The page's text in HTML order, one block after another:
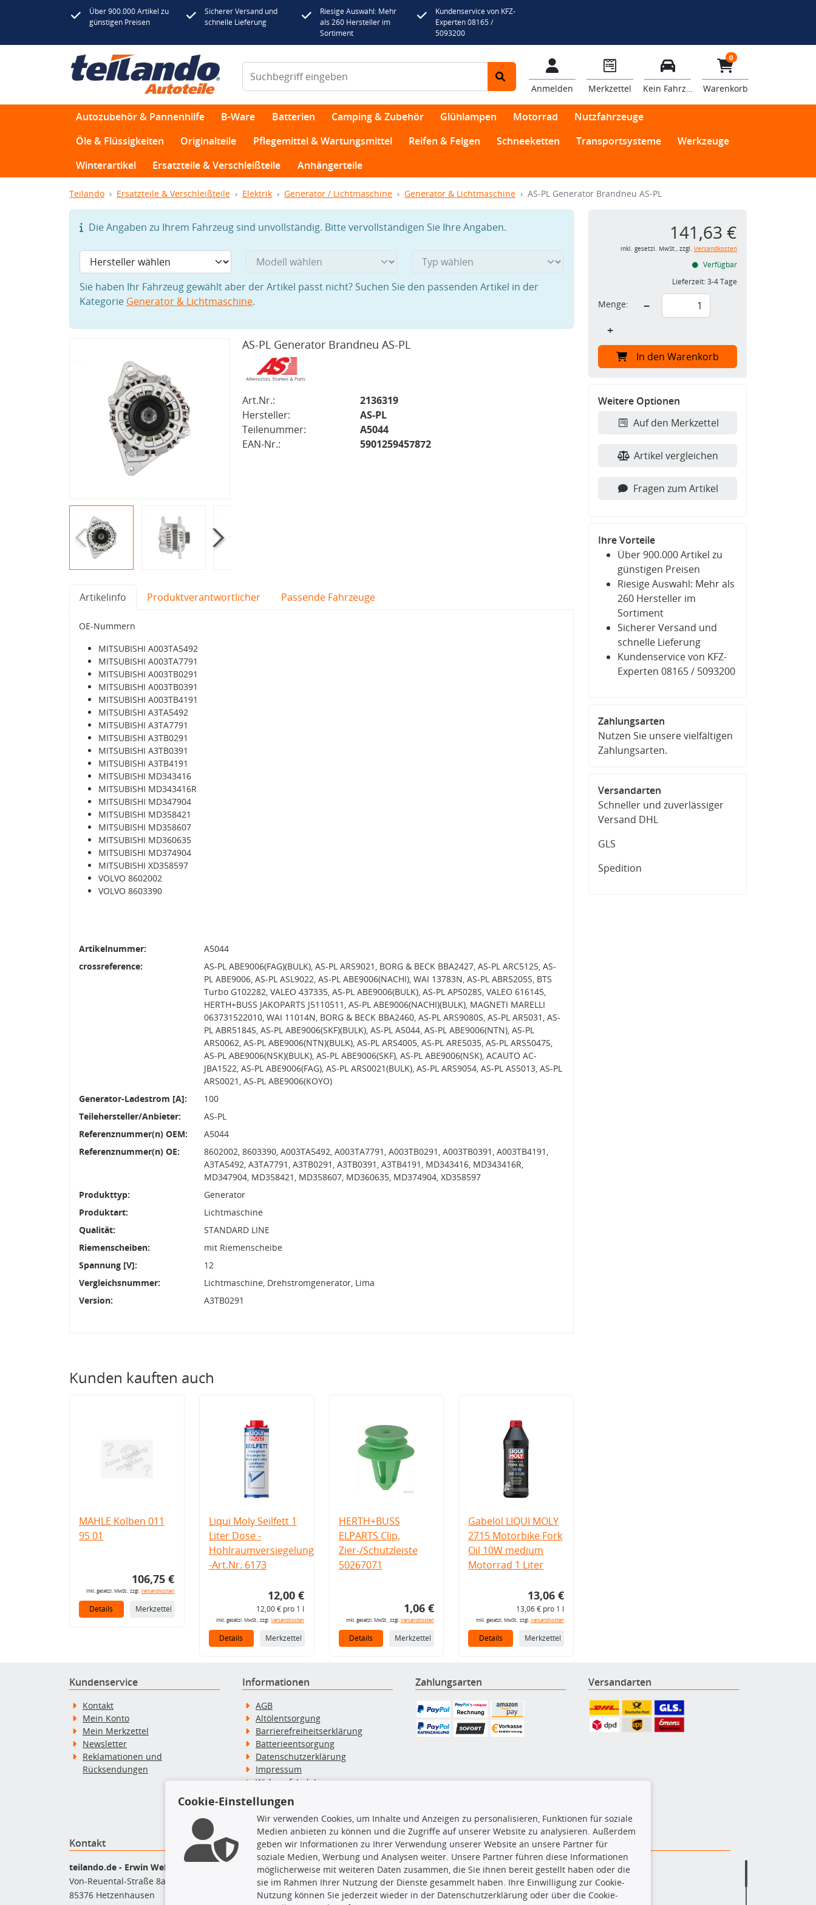
Über 900.000 Artikel zu
günstigen Preisen
Sicherer Versand und
schnelle Lieferung
Riesige Auswahl: Mehr
als 260 Hersteller im
Sortiment
Kundenservice von KFZ-
Experten 08165 /
5093200
Anmelden Merkzettel Kein Fahrzeug
0
Warenkorb
Autozubehör & Pannenhilfe B-Ware Batterien Camping & Zubehör Glühlampen Motorrad
Nutzfahrzeuge
Öle & Flüssigkeiten
Originalteile Pflegemittel & Wartungsmittel Reifen & Felgen Schneeketten Transportsysteme
Werkzeuge
Winterartikel
Ersatzteile & Verschleißteile Anhängerteile
Teilando Ersatzteile & Verschleißteile Elektrik Generator / Lichtmaschine Generator & Lichtmaschine AS-PL Generator Brandneu AS-PL
Die Angaben zu Ihrem Fahrzeug sind unvollständig. Bitte vervollständigen Sie Ihre Angaben.
Sie haben Ihr Fahrzeug gewählt aber der Artikel passt nicht? Suchen Sie den passenden Artikel in der
Kategorie Generator & Lichtmaschine.
AS-PL Generator Brandneu AS-PL
Art.Nr.:
2136319
Hersteller:
AS-PL
Teilenummer:
A5044
EAN-Nr.:
5901259457872
Artikelinfo Produktverantwortlicher Passende Fahrzeuge
OE-Nummern
MITSUBISHI A003TA5492
MITSUBISHI A003TA7791
MITSUBISHI A003TB0291
MITSUBISHI A003TB0391
MITSUBISHI A003TB4191
MITSUBISHI A3TA5492
MITSUBISHI A3TA7791
MITSUBISHI A3TB0291
MITSUBISHI A3TB0391
MITSUBISHI A3TB4191
MITSUBISHI MD343416
MITSUBISHI MD343416R
MITSUBISHI MD347904
MITSUBISHI MD358421
MITSUBISHI MD358607
MITSUBISHI MD360635
MITSUBISHI MD374904
MITSUBISHI XD358597
VOLVO 8602002
VOLVO 8603390
Artikelnummer:
A5044
crossreference:
AS-PL ABE9006(FAG)(BULK), AS-PL ARS9021, BORG & BECK BBA2427, AS-PL ARC5125, AS-
PL ABE9006, AS-PL ASL9022, AS-PL ABE9006(NACHI), WAI 13783N, AS-PL ABR5205S, BTS
Turbo G102282, VALEO 437335, AS-PL ABE9006(BULK), AS-PL AP5028S, VALEO 616145,
HERTH+BUSS JAKOPARTS J5110511, AS-PL ABE9006(NACHI)(BULK), MAGNETI MARELLI
063731522010, WAI 11014N, BORG & BECK BBA2460, AS-PL ARS9080S, AS-PL AR5031, AS-
PL ABR5184S, AS-PL ABE9006(SKF)(BULK), AS-PL A5044, AS-PL ABE9006(NTN), AS-PL
ARS0062, AS-PL ABE9006(NTN)(BULK), AS-PL ARS4005, AS-PL ARE5035, AS-PL ARS5047S,
AS-PL ABE9006(NSK)(BULK), AS-PL ABE9006(SKF), AS-PL ABE9006(NSK), ACAUTO AC-
JBA1522, AS-PL ABE9006(FAG), AS-PL ARS0021(BULK), AS-PL ARS9054, AS-PL AS5013, AS-PL
ARS0021, AS-PL ABE9006(KOYO)
Generator-Ladestrom [A]:
100
Teilehersteller/Anbieter:
AS-PL
Referenznummer(n) OEM:
A5044
Referenznummer(n) OE:
8602002, 8603390, A003TA5492, A003TA7791, A003TB0291, A003TB0391, A003TB4191,
A3TA5492, A3TA7791, A3TB0291, A3TB0391, A3TB4191, MD343416, MD343416R,
MD347904, MD358421, MD358607, MD360635, MD374904, XD358597
Produkttyp:
Generator
Produktart:
Lichtmaschine
Qualität:
STANDARD LINE
Riemenscheiben:
mit Riemenscheibe
Spannung [V]:
12
Vergleichsnummer:
Lichtmaschine, Drehstromgenerator, Lima
Version:
A3TB0291
Kunden kauften auch
MAHLE Kolben 011
95 01
106,75 €
inkl. gesetzl. MwSt., zzgl.Versandkosten
Details Merkzettel
Liqui Moly Seilfett 1
Liter Dose -
Hohlraumversiegelung
-Art.Nr. 6173
12,00 €
12,00 € pro 1 l
inkl. gesetzl. MwSt., zzgl.Versandkosten
Details Merkzettel
HERTH+BUSS
ELPARTS Clip,
Zier-/Schutzleiste
50267071
1,06 €
inkl. gesetzl. MwSt., zzgl. Versandkosten
Details Merkzettel
Gabelöl LIQUI MOLY
2715 Motorbike Fork
Oil 10W medium
Motorrad 1 Liter
13,06 €
13,06 € pro 1 l
inkl. gesetzl. MwSt., zzgl. Versandkosten
Details Merkzettel
141,63 €
inkl. gesetzl. MwSt., zzgl. Versandkosten
Verfügbar
Lieferzeit:3-4 Tage
Menge:
−
+
In den Warenkorb
Weitere Optionen
Auf den Merkzettel
Artikel vergleichen
Fragen zum Artikel
Ihre Vorteile
Über 900.000 Artikel zu
günstigen Preisen
Riesige Auswahl: Mehr als
260 Hersteller im
Sortiment
Sicherer Versand und
schnelle Lieferung
Kundenservice von KFZ-
Experten 08165 / 5093200
Zahlungsarten
Nutzen Sie unsere vielfältigen
Zahlungsarten.
Versandarten
Schneller und zuverlässiger
Versand DHL
GLS
Spedition
Kundenservice
Kontakt
Mein Konto
Mein Merkzettel
Newsletter
Reklamationen und
Rücksendungen
Informationen
AGB
Altölentsorgung
Barrierefreiheitserklärung
Batterieentsorgung
Datenschutzerklärung
Impressum
Widerrufsbelehrung
Widerruf des Vertrags
Zahlung & Versand
Zahlungsarten Versandarten
Kontakt
teilando.de - Erwin Weber GmbH
Von-Reuental-Straße 8a
85376 Hetzenhausen
Top Produkte
Beleuchtung
Bremsbeläge
Bremsscheiben
TecDoc Inside
Cookie-Einstellungen
Wir verwenden Cookies, um Inhalte und Anzeigen zu personalisieren, Funktionen für soziale
Medien anbieten zu können und die Zugriffe auf unserer Website zu analysieren. Außerdem
geben wir Informationen zu Ihrer Verwendung unserer Website an unsere Partner für
soziale Medien, Werbung und Analysen weiter. Unsere Partner führen diese Informationen
möglicherweise mit weiteren Daten zusammen, die Sie ihnen bereit gestellt haben oder die
sie im Rahmen Ihrer Nutzung der Dienste gesammelt haben. Ihre Einwilligung zur Cookie-
Nutzung können Sie jederzeit wieder in der Datenschutzerklärung oder über die Cookie-